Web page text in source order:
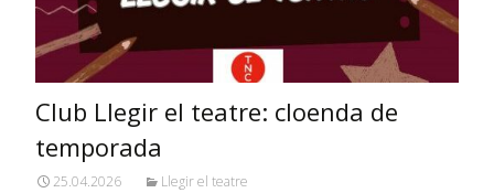
Club Llegir el teatre: cloenda de
temporada
25.04.2026 Llegir el teatre